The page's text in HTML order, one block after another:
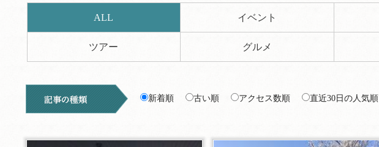
ALL イベント
ツアー グルメ
新着順 古い順 アクセス数順 直近30日の人気順